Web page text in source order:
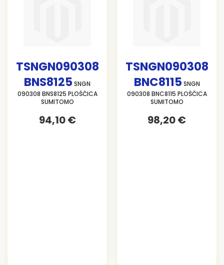
TSNGN090308
BNS8125 SNGN
090308 BNS8125 PLOŠČICA
SUMITOMO
94,10 €
TSNGN090308
BNC8115 SNGN
090308 BNC8115 PLOŠČICA
SUMITOMO
98,20 €